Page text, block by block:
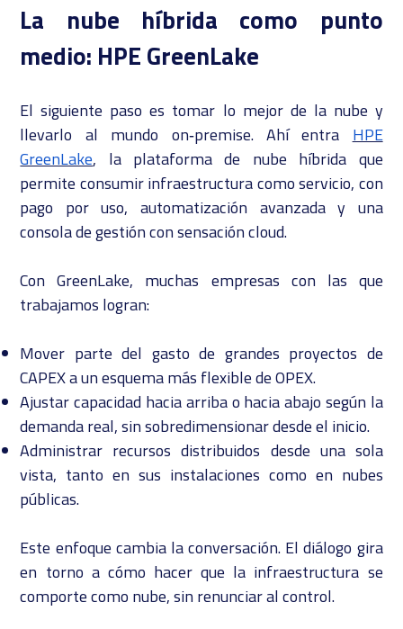
La nube híbrida como punto
medio: HPE GreenLake
El siguiente paso es tomar lo mejor de la nube y
llevarlo al mundo on‑premise. Ahí entra HPE
GreenLake, la plataforma de nube híbrida que
permite consumir infraestructura como servicio, con
pago por uso, automatización avanzada y una
consola de gestión con sensación cloud.
Con GreenLake, muchas empresas con las que
trabajamos logran:
Mover parte del gasto de grandes proyectos de
CAPEX a un esquema más flexible de OPEX.
Ajustar capacidad hacia arriba o hacia abajo según la
demanda real, sin sobredimensionar desde el inicio.
Administrar recursos distribuidos desde una sola
vista, tanto en sus instalaciones como en nubes
públicas.
Este enfoque cambia la conversación. El diálogo gira
en torno a cómo hacer que la infraestructura se
comporte como nube, sin renunciar al control.